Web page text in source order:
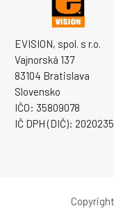
EVISION, spol. s r.o.
Vajnorská 137
83104 Bratislava
Slovensko
IČO: 35809078
IČ DPH (DIČ):